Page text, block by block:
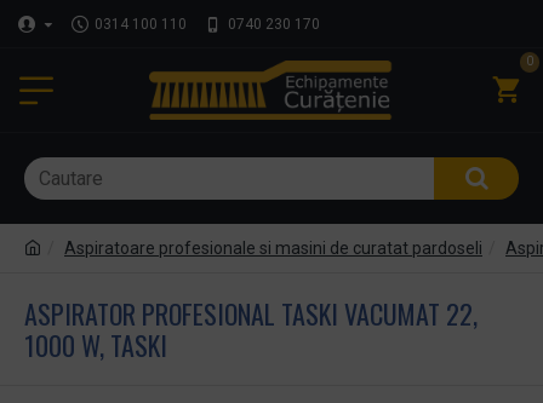
0314 100 110 0740 230 170
0
Aspiratoare profesionale si masini de curatat pardoseli
ASPIRATOR PROFESIONAL TASKI VACUMAT 22,
1000 W, TASKI